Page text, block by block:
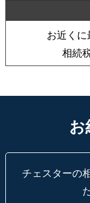
お近くに
相続
お
チェスターの